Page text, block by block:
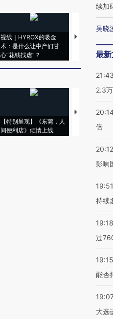
视线｜HYROX的吸金
术：是什么让中产们甘
心“花钱找虐”？
马航飞行员跨
粒摇头丸 尿
【特别呈现】《东莞，人
间便利店》倾情上线
【推广】走
续加
吴晓
最
21:43
2.3
倍
20:12
影响
19:51
持续
19:18
过
19:15
能否
大选